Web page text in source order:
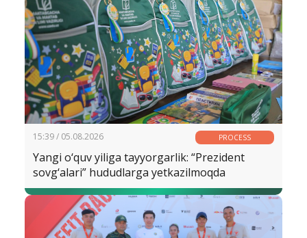
15:39 / 05.08.2026 PROCESS
Yangi o‘quv yiliga tayyorgarlik: “Prezident
sovg‘alari” hududlarga yetkazilmoqda